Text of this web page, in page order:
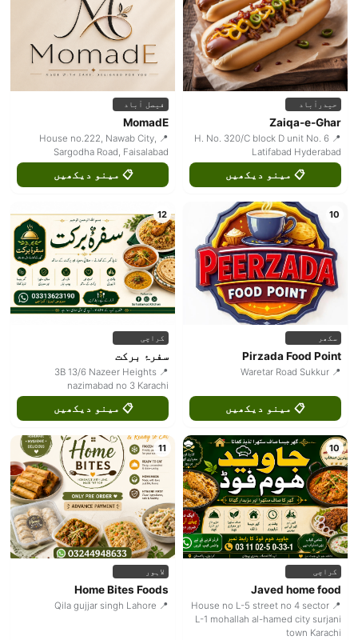
حیدرآباد
Zaiqa-e-Ghar
📍 H. No. 320/C block D unit No. 6
Latifabad Hyderabad
📋 مینو دیکھیں
فیصل آباد
MomadE
📍 House no.222, Nawab City,
Sargodha Road, Faisalabad
📋 مینو دیکھیں
10
سکھر
Pirzada Food Point
📍 Waretar Road Sukkur
📋 مینو دیکھیں
12
کراچی
سفرۂ برکت
📍 3B 13/6 Nazeer Heights
nazimabad no 3 Karachi
📋 مینو دیکھیں
10
کراچی
Javed home food
📍 House no L-5 street no 4 sector
L-1 mohallah al-hamed city surjani
town Karachi
11
لاہور
Home Bites Foods
📍 Qila gujjar singh Lahore